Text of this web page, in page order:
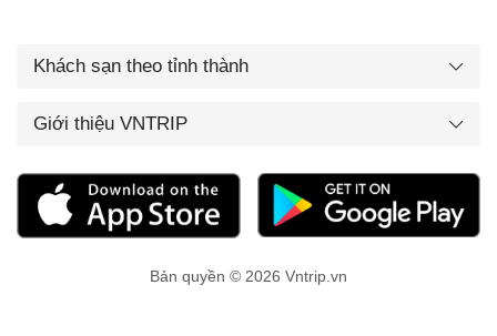
Khách sạn theo tỉnh thành
Giới thiệu VNTRIP
Bản quyền © 2026 Vntrip.vn